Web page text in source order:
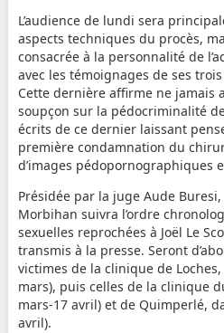
L’audience de lundi sera
aspects techniques du procès,
consacrée à la personnalité de
avec les témoignages de ses
Cette dernière affirme ne jamais
soupçon sur la pédocriminalité
écrits de ce dernier laissant
première condamnation du
d’images pédopornographiques
Présidée par la juge Aude
Morbihan suivra l’ordre
sexuelles reprochées à Joël Le
transmis à la presse. Seront
victimes de la clinique de
mars), puis celles de la clinique
mars-17 avril) et de Quimperlé,
avril).